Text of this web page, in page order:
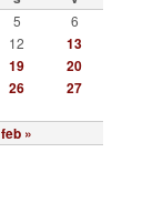
feb »
5 6
12
13
19
20
26
27